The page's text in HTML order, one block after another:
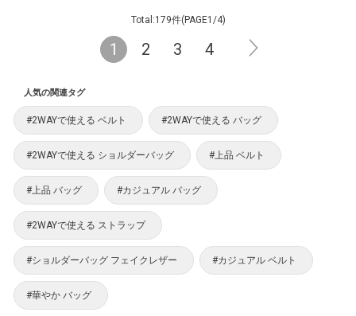
Total:179件(PAGE1/4)
1 2 3 4
人気の関連タグ
#2WAYで使える ベルト #2WAYで使える バッグ
#2WAYで使える ショルダーバッグ #上品 ベルト
#上品 バッグ #カジュアル バッグ
#2WAYで使える ストラップ
#ショルダーバッグ フェイクレザー #カジュアル ベルト
#華やか バッグ